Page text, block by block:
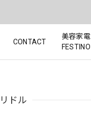
CONTACT
美容家電
FESTINO
ドル